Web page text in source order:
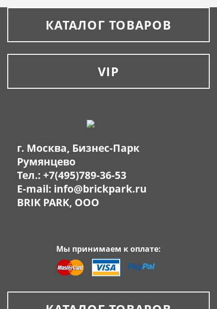
КАТАЛОГ ТОВАРОВ
VIP
г. Москва, Бизнес-Парк
Румянцево
Тел.: +7(495)789-36-53
E-mail: info@brickpark.ru
BRIK PARK, OOO
Мы принимаем к оплате: